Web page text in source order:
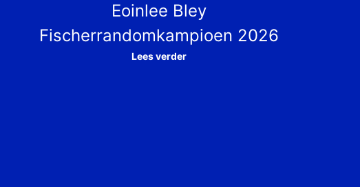
Eoinlee Bley
Fischerrandomkampioen 2026
Lees verder